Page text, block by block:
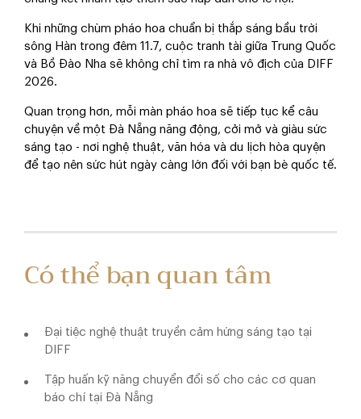
Khi những chùm pháo hoa chuẩn bị thắp sáng bầu trời
sông Hàn trong đêm 11.7, cuộc tranh tài giữa Trung Quốc
và Bồ Đào Nha sẽ không chỉ tìm ra nhà vô địch của DIFF
2026.
Quan trọng hơn, mỗi màn pháo hoa sẽ tiếp tục kể câu
chuyện về một Đà Nẵng năng động, cởi mở và giàu sức
sáng tạo - nơi nghệ thuật, văn hóa và du lịch hòa quyện
để tạo nên sức hút ngày càng lớn đối với bạn bè quốc tế.
Có thể bạn quan tâm
Đại tiệc nghệ thuật truyền cảm hứng sáng tạo tại
DIFF
Tập huấn kỹ năng chuyển đổi số cho các cơ quan
báo chí tại Đà Nẵng